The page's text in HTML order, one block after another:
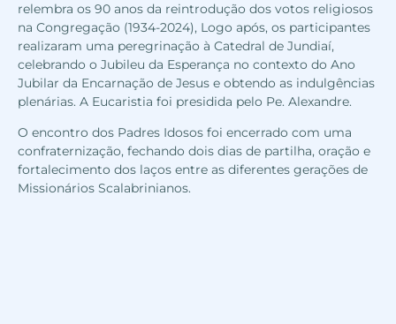
relembra os 90 anos da reintrodução dos votos religiosos
na Congregação (1934-2024), Logo após, os participantes
realizaram uma peregrinação à Catedral de Jundiaí,
celebrando o Jubileu da Esperança no contexto do Ano
Jubilar da Encarnação de Jesus e obtendo as indulgências
plenárias. A Eucaristia foi presidida pelo Pe. Alexandre.
O encontro dos Padres Idosos foi encerrado com uma
confraternização, fechando dois dias de partilha, oração e
fortalecimento dos laços entre as diferentes gerações de
Missionários Scalabrinianos.